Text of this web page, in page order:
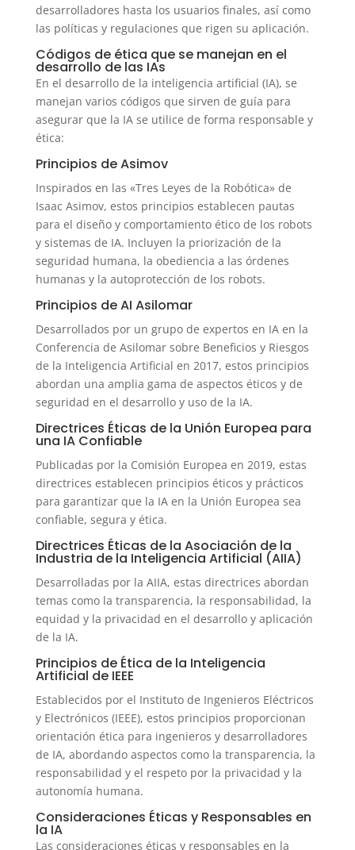
desarrolladores hasta los usuarios finales, así como
las políticas y regulaciones que rigen su aplicación.
Códigos de ética que se manejan en el
desarrollo de las IAs
En el desarrollo de la inteligencia artificial (IA), se
manejan varios códigos que sirven de guía para
asegurar que la IA se utilice de forma responsable y
ética:
Principios de Asimov
Inspirados en las «Tres Leyes de la Robótica» de
Isaac Asimov, estos principios establecen pautas
para el diseño y comportamiento ético de los robots
y sistemas de IA. Incluyen la priorización de la
seguridad humana, la obediencia a las órdenes
humanas y la autoprotección de los robots.
Principios de AI Asilomar
Desarrollados por un grupo de expertos en IA en la
Conferencia de Asilomar sobre Beneficios y Riesgos
de la Inteligencia Artificial en 2017, estos principios
abordan una amplia gama de aspectos éticos y de
seguridad en el desarrollo y uso de la IA.
Directrices Éticas de la Unión Europea para
una IA Confiable
Publicadas por la Comisión Europea en 2019, estas
directrices establecen principios éticos y prácticos
para garantizar que la IA en la Unión Europea sea
confiable, segura y ética.
Directrices Éticas de la Asociación de la
Industria de la Inteligencia Artificial (AIIA)
Desarrolladas por la AIIA, estas directrices abordan
temas como la transparencia, la responsabilidad, la
equidad y la privacidad en el desarrollo y aplicación
de la IA.
Principios de Ética de la Inteligencia
Artificial de IEEE
Establecidos por el Instituto de Ingenieros Eléctricos
y Electrónicos (IEEE), estos principios proporcionan
orientación ética para ingenieros y desarrolladores
de IA, abordando aspectos como la transparencia, la
responsabilidad y el respeto por la privacidad y la
autonomía humana.
Consideraciones Éticas y Responsables en
la IA
Las consideraciones éticas y responsables en la